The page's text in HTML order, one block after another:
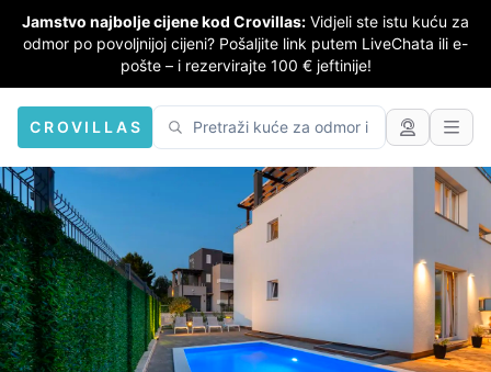
Jamstvo najbolje cijene kod Crovillas: Vidjeli ste istu kuću za
odmor po povoljnijoj cijeni? Pošaljite link putem LiveChata ili e-
pošte – i rezervirajte 100 € jeftinije!
CROVILLAS